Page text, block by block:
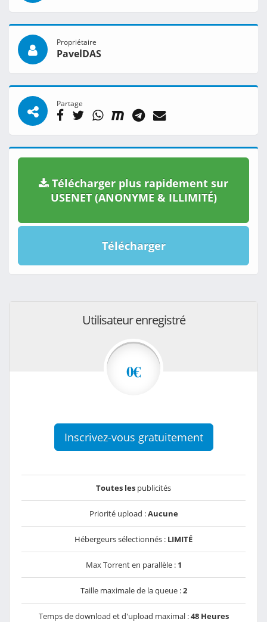
Propriétaire
PavelDAS
Partage
Télécharger plus rapidement sur
USENET (ANONYME & ILLIMITÉ)
Télécharger
Utilisateur enregistré
0€
Inscrivez-vous gratuitement
Toutes les publicités
Priorité upload :Aucune
Hébergeurs sélectionnés : LIMITÉ
Max Torrent en parallèle : 1
Taille maximale de la queue :2
Temps de download et d'upload maximal :48 Heures